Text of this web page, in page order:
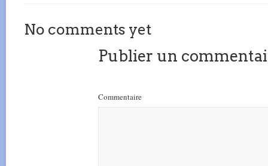
No comments yet
Publier un
Commentaire